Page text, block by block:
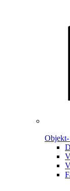
Objekt-